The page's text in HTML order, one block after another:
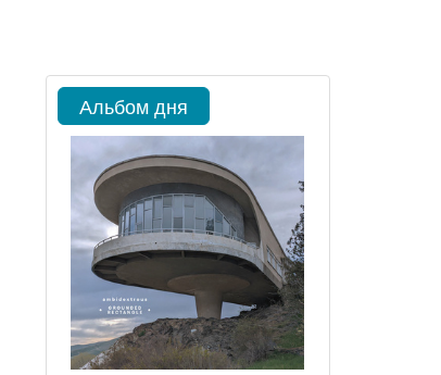
Альбом дня